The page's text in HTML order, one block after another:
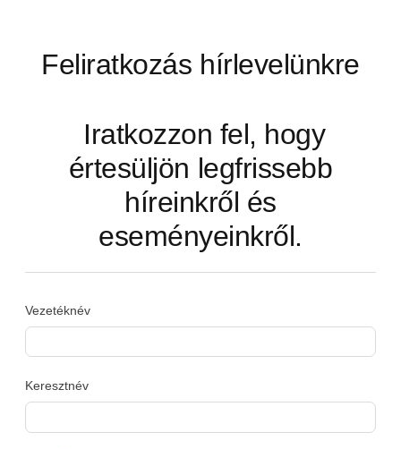
Feliratkozás hírlevelünkre
Iratkozzon fel, hogy
értesüljön legfrissebb
híreinkről és
eseményeinkről.
Vezetéknév
Keresztnév